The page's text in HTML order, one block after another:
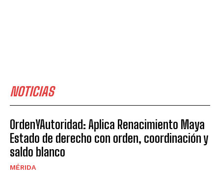
NOTICIAS
OrdenYAutoridad: Aplica Renacimiento Maya
Estado de derecho con orden, coordinación y
saldo blanco
MÉRIDA